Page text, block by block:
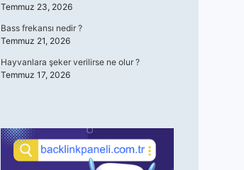
Temmuz 23, 2026
Bass frekansı nedir ?
Temmuz 21, 2026
Hayvanlara şeker verilirse ne olur ?
Temmuz 17, 2026